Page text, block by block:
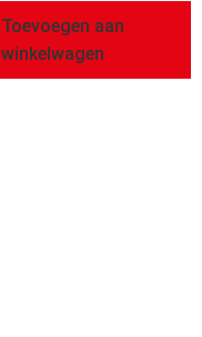
Toevoegen aan
winkelwagen